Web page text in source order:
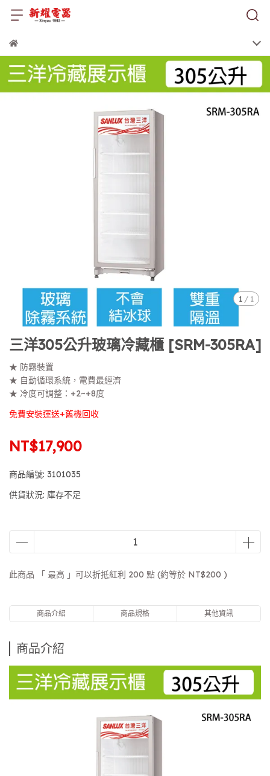
1 / 1
三洋305公升玻璃冷藏櫃 [SRM-305RA]
★ 防霧裝置
★ 自動循環系統，電費最經濟
★ 冷度可調整：+2~+8度
免費安裝運送+舊機回收
NT$17,900
商品編號: 3101035
供貨狀況: 庫存不足
此商品 「 最高 」可以折抵紅利 200 點 (約等於 NT$200 )
商品介紹 商品規格 其他資訊
商品介紹